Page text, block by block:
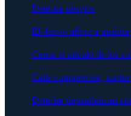
Detectar desvíos
El desvío aflora a
Cerrar el círculo de los
Cada compromiso,
Detectar dependencias